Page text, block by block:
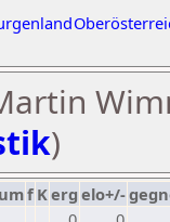
)
f Kerg elo+/-